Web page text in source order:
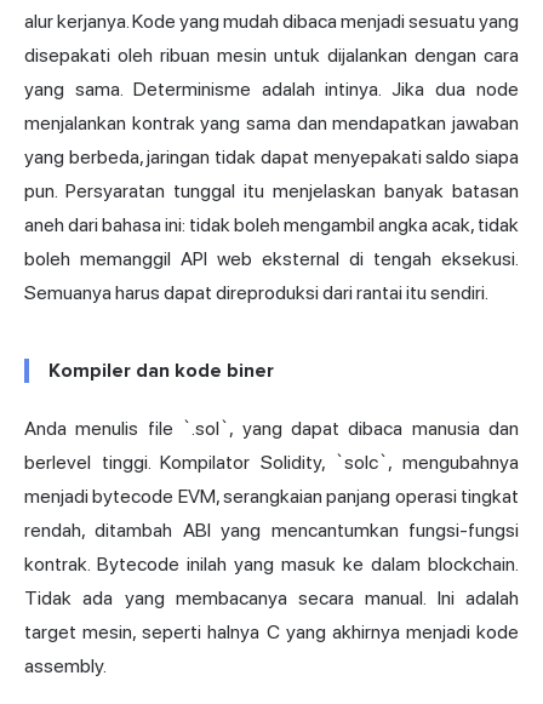
alur kerjanya. Kode yang mudah dibaca menjadi sesuatu yang
disepakati oleh ribuan mesin untuk dijalankan dengan cara
yang sama. Determinisme adalah intinya. Jika dua node
menjalankan kontrak yang sama dan mendapatkan jawaban
yang berbeda, jaringan tidak dapat menyepakati saldo siapa
pun. Persyaratan tunggal itu menjelaskan banyak batasan
aneh dari bahasa ini: tidak boleh mengambil angka acak, tidak
boleh memanggil API web eksternal di tengah eksekusi.
Semuanya harus dapat direproduksi dari rantai itu sendiri.
Kompiler dan kode biner
Anda menulis file `.sol`, yang dapat dibaca manusia dan
berlevel tinggi. Kompilator Solidity, `solc`, mengubahnya
menjadi bytecode EVM, serangkaian panjang operasi tingkat
rendah, ditambah ABI yang mencantumkan fungsi-fungsi
kontrak. Bytecode inilah yang masuk ke dalam blockchain.
Tidak ada yang membacanya secara manual. Ini adalah
target mesin, seperti halnya C yang akhirnya menjadi kode
assembly.